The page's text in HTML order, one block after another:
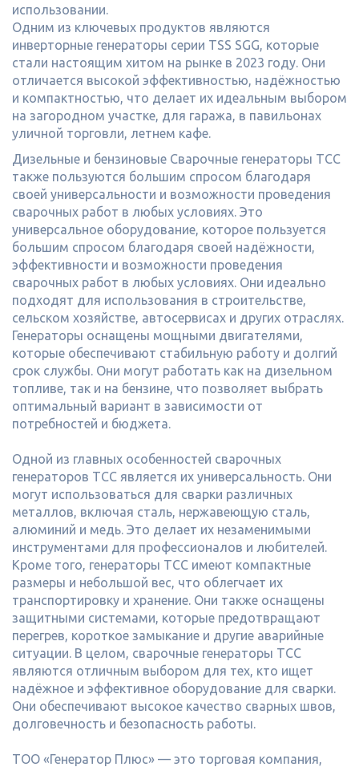
использовании.
Одним из ключевых продуктов являются
инверторные генераторы серии TSS SGG, которые
стали настоящим хитом на рынке в 2023 году. Они
отличается высокой эффективностью, надёжностью
и компактностью, что делает их идеальным выбором
на загородном участке, для гаража, в павильонах
уличной торговли, летнем кафе.
Дизельные и бензиновые Сварочные генераторы ТСС
также пользуются большим спросом благодаря
своей универсальности и возможности проведения
сварочных работ в любых условиях. Это
универсальное оборудование, которое пользуется
большим спросом благодаря своей надёжности,
эффективности и возможности проведения
сварочных работ в любых условиях. Они идеально
подходят для использования в строительстве,
сельском хозяйстве, автосервисах и других отраслях.
Генераторы оснащены мощными двигателями,
которые обеспечивают стабильную работу и долгий
срок службы. Они могут работать как на дизельном
топливе, так и на бензине, что позволяет выбрать
оптимальный вариант в зависимости от
потребностей и бюджета.
Одной из главных особенностей сварочных
генераторов ТСС является их универсальность. Они
могут использоваться для сварки различных
металлов, включая сталь, нержавеющую сталь,
алюминий и медь. Это делает их незаменимыми
инструментами для профессионалов и любителей.
Кроме того, генераторы ТСС имеют компактные
размеры и небольшой вес, что облегчает их
транспортировку и хранение. Они также оснащены
защитными системами, которые предотвращают
перегрев, короткое замыкание и другие аварийные
ситуации. В целом, сварочные генераторы ТСС
являются отличным выбором для тех, кто ищет
надёжное и эффективное оборудование для сварки.
Они обеспечивают высокое качество сварных швов,
долговечность и безопасность работы.
ТОО «Генератор Плюс» — это торговая компания,